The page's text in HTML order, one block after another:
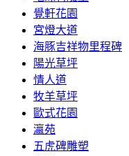
覺軒花園
宮燈大道
海豚吉祥物里程碑
陽光草坪
情人道
牧羊草坪
歐式花園
瀛苑
五虎碑雕塑